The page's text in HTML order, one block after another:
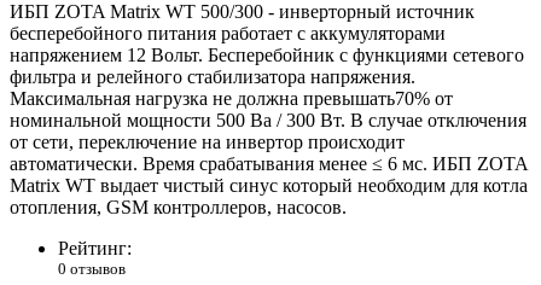
ИБП ZOTA Matrix WT 500/300 - инверторный источник
бесперебойного питания работает с аккумуляторами
напряжением 12 Вольт. Бесперебойник с функциями сетевого
фильтра и релейного стабилизатора напряжения.
Максимальная нагрузка не должна превышать70% от
номинальной мощности 500 Ва / 300 Вт. В случае отключения
от сети, переключение на инвертор происходит
автоматически. Время срабатывания менее ≤ 6 мс. ИБП ZOTA
Matrix WT выдает чистый синус который необходим для котла
отопления, GSM контроллеров, насосов.
Рейтинг:
0 отзывов